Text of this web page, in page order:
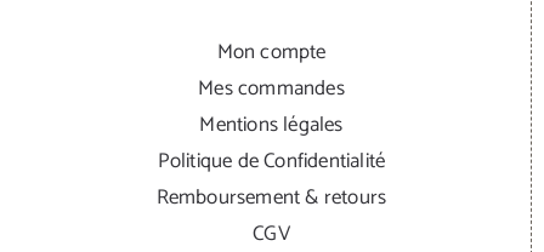
Mon compte
Mes commandes
Mentions légales
Politique de Confidentialité
Remboursement & retours
CGV